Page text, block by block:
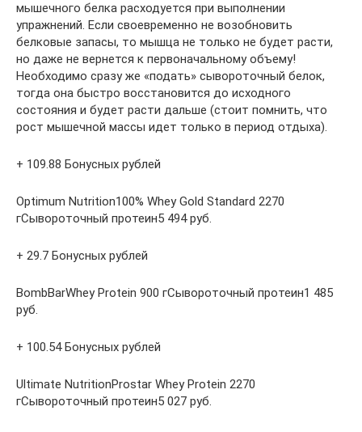
мышечного белка расходуется при выполнении
упражнений. Если своевременно не возобновить
белковые запасы, то мышца не только не будет расти,
но даже не вернется к первоначальному объему!
Необходимо сразу же «подать» сывороточный белок,
тогда она быстро восстановится до исходного
состояния и будет расти дальше (стоит помнить, что
рост мышечной массы идет только в период отдыха).
+ 109.88 Бонусных рублей
Optimum Nutrition100% Whey Gold Standard 2270
гСывороточный протеин5 494 руб.
+ 29.7 Бонусных рублей
BombBarWhey Protein 900 гСывороточный протеин1 485
руб.
+ 100.54 Бонусных рублей
Ultimate NutritionProstar Whey Protein 2270
гСывороточный протеин5 027 руб.